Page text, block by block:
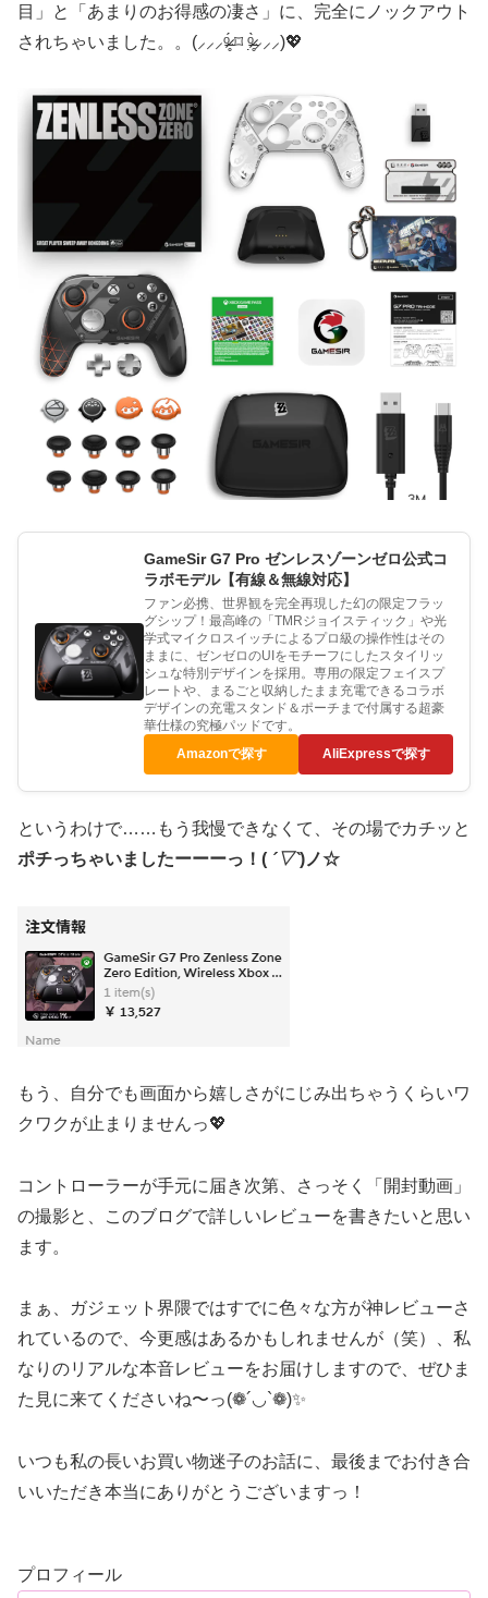
目」と「あまりのお得感の凄さ」に、完全にノックアウト
されちゃいました。。(⸝⸝⸝ᵒ̴̶̷̥́ ⌑ ᵒ̴̶̷̣̥̀⸝⸝⸝)💖
GameSir G7 Pro ゼンレスゾーンゼロ公式コ
ラボモデル【有線＆無線対応】
ファン必携、世界観を完全再現した幻の限定フラッ
グシップ！最高峰の「TMRジョイスティック」や光
学式マイクロスイッチによるプロ級の操作性はその
ままに、ゼンゼロのUIをモチーフにしたスタイリッ
シュな特別デザインを採用。専用の限定フェイスプ
レートや、まるごと収納したまま充電できるコラボ
デザインの充電スタンド＆ポーチまで付属する超豪
華仕様の究極パッドです。
Amazonで探す
AliExpressで探す
というわけで……もう我慢できなくて、その場でカチッと
ポチっちゃいましたーーーっ！( ´▽`)ノ☆
もう、自分でも画面から嬉しさがにじみ出ちゃうくらいワ
クワクが止まりませんっ💖
コントローラーが手元に届き次第、さっそく「開封動画」
の撮影と、このブログで詳しいレビューを書きたいと思い
ます。
まぁ、ガジェット界隈ではすでに色々な方が神レビューさ
れているので、今更感はあるかもしれませんが（笑）、私
なりのリアルな本音レビューをお届けしますので、ぜひま
た見に来てくださいね〜っ(❁´◡`❁)✨
いつも私の長いお買い物迷子のお話に、最後までお付き合
いいただき本当にありがとうございますっ！
プロフィール